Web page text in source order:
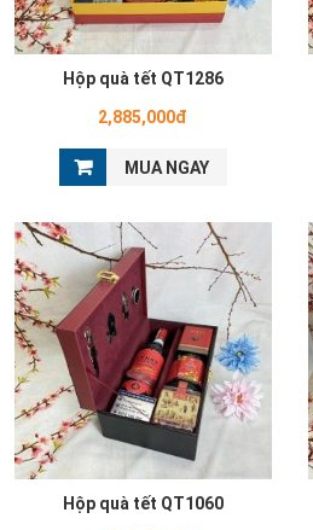
Hộp quà tết QT1286
2,885,000đ
MUA NGAY
Hộp quà tết QT1060